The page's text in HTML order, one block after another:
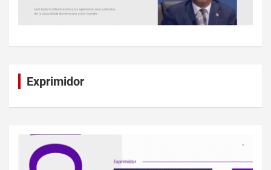
Exprimidor